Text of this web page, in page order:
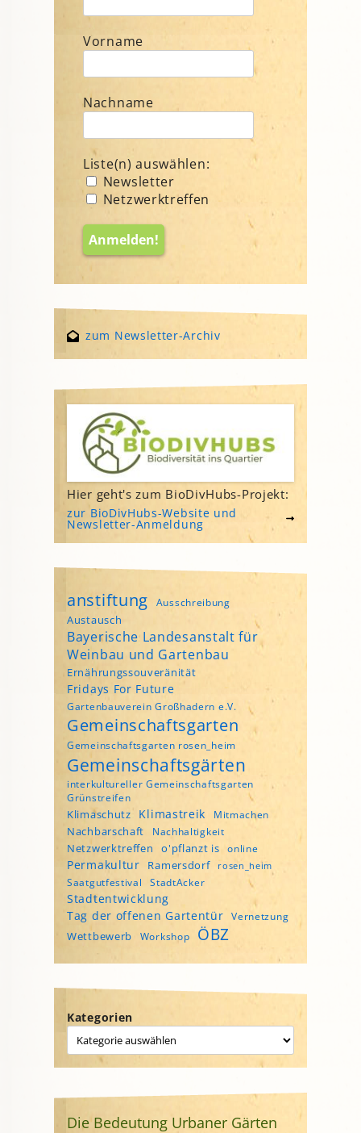
Vorname
Nachname
Liste(n) auswählen:
Newsletter
Netzwerktreffen
zum Newsletter-Archiv
Hier geht's zum BioDivHubs-Projekt:
zur BioDivHubs-Website und
Newsletter-Anmeldung
anstiftung Ausschreibung
Austausch
Bayerische Landesanstalt für
Weinbau und Gartenbau
Ernährungssouveränität
Fridays For Future
Gartenbauverein Großhadern e.V.
Gemeinschaftsgarten
Gemeinschaftsgarten rosen_heim
Gemeinschaftsgärten
interkultureller Gemeinschaftsgarten
Grünstreifen
Klimaschutz Klimastreik Mitmachen
Nachbarschaft Nachhaltigkeit
Netzwerktreffen o'pflanzt is online
Permakultur Ramersdorf rosen_heim
Saatgutfestival StadtAcker
Stadtentwicklung
Tag der offenen Gartentür
Vernetzung
Wettbewerb Workshop ÖBZ
Kategorien
Die Bedeutung Urbaner Gärten